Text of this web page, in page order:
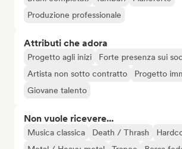
Produzione professionale
Attributi che adora
Progetto agli inizi
Forte presenza sui
Artista non sotto contratto
Progetto
Giovane talento
Non vuole ricevere...
Musica classica Death / Thrash